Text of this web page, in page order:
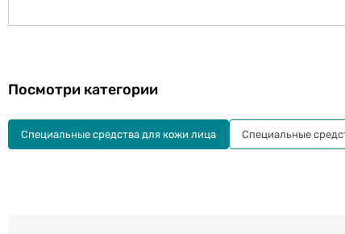
Посмотри категории
Специальные средства для кожи лица Специальные